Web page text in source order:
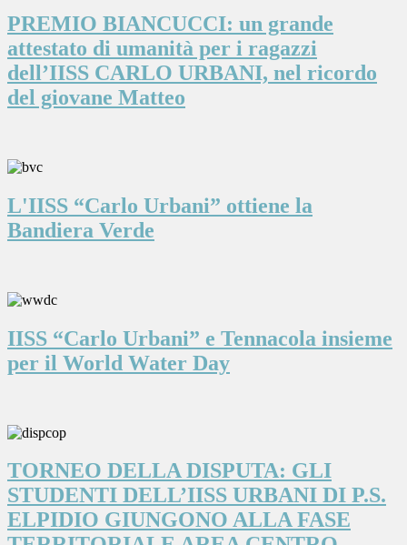
PREMIO BIANCUCCI: un grande
attestato di umanità per i ragazzi
dell’IISS CARLO URBANI, nel ricordo
del giovane Matteo
L'IISS “Carlo Urbani” ottiene la
Bandiera Verde
IISS “Carlo Urbani” e Tennacola insieme
per il World Water Day
TORNEO DELLA DISPUTA: GLI
STUDENTI DELL’IISS URBANI DI P.S.
ELPIDIO GIUNGONO ALLA FASE